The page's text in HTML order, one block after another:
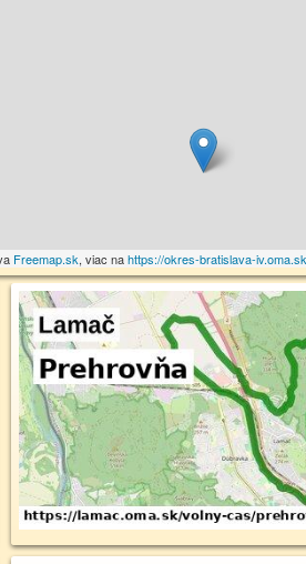
Freemap.sk, viac nahttps://okres-bratislava-